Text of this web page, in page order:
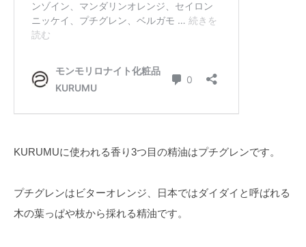
KURUMUに使われる香り3つ目の精油はプチグレンです。
プチグレンはビターオレンジ、日本ではダイダイと呼ばれる
木の葉っぱや枝から採れる精油です。